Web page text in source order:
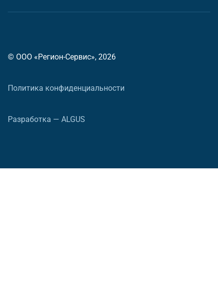
© ООО «Регион-Сервис», 2026
Политика конфиденциальности
Разработка — ALGUS